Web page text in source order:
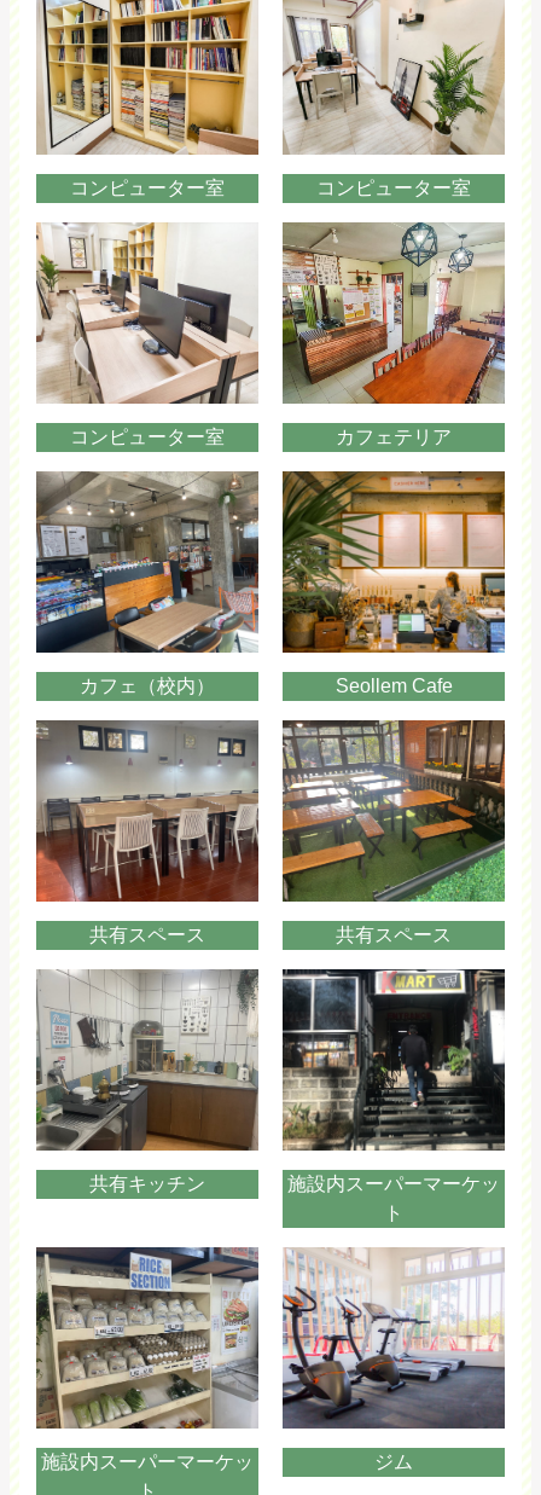
コンピューター室 コンピューター室
コンピューター室 カフェテリア
カフェ（校内） Seollem Cafe
共有スペース 共有スペース
共有キッチン
施設内スーパーマーケッ
ト
施設内スーパーマーケッ
ト
ジム